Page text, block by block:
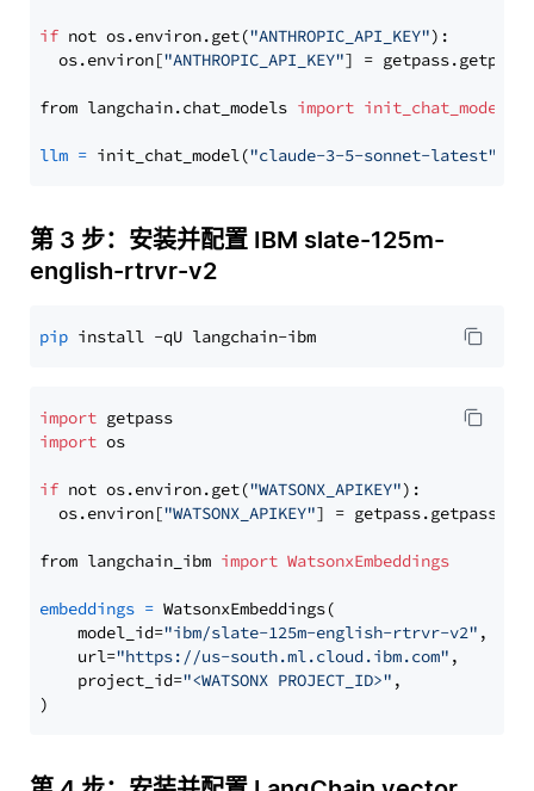
if not os.environ.get("ANTHROPIC_API_KEY"):
  os.environ[
"ANTHROPIC_API_KEY"] = getpass.getpass(
from langchain.chat_models import init_chat_model
llm = init_chat_model("claude-3-5-sonnet-latest"
第 3 步：安装并配置 IBM slate-125m-
english-rtrvr-v2
pip
import
import os
if not os.environ.get("WATSONX_APIKEY"):
  os.environ[
"WATSONX_APIKEY"] = getpass.getpass(
from langchain_ibm import WatsonxEmbeddings
embeddings = WatsonxEmbeddings(
    model_id=
"ibm/slate-125m-english-rtrvr-v2" ,
    url=
"https://us-south.ml.cloud.ibm.com" ,
    project_id=
"<WATSONX PROJECT_ID>" ,